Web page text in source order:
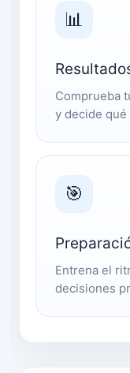
📊
Comprueba
y decide
🎯
Entrena el
decisiones